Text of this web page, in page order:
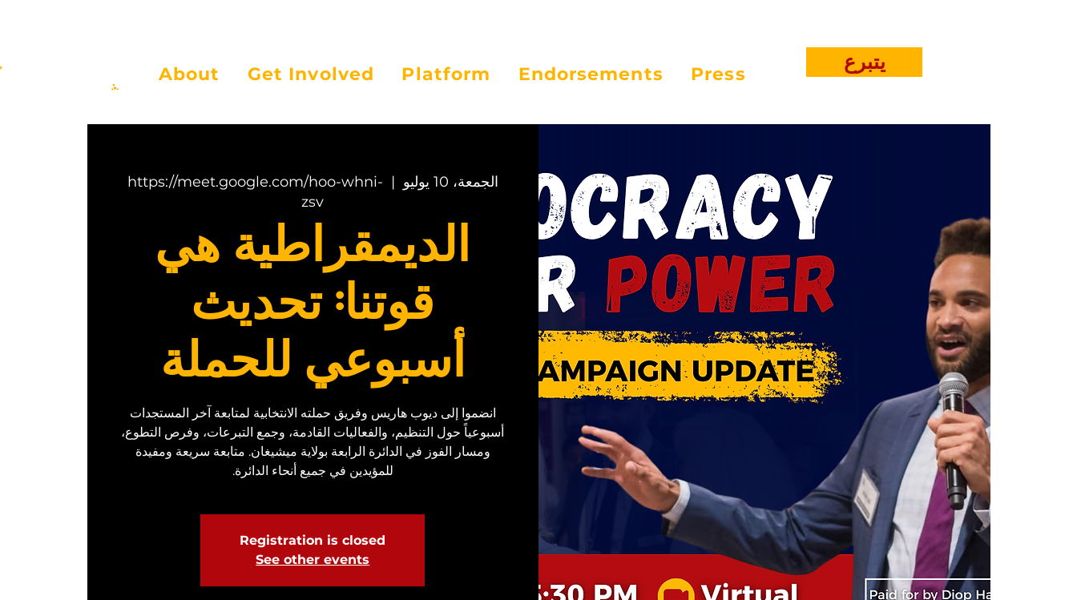
About Get Involved Platform Endorsements Press
يتبرع
الجمعة، 10 يوليو
  |
https://meet.google.com/hoo-whni-
zsv
الديمقراطية هي
قوتنا: تحديث
أسبوعي للحملة
انضموا إلى ديوب هاريس وفريق حملته الانتخابية لمتابعة آخر المستجدات
أسبوعياً حول التنظيم، والفعاليات القادمة، وجمع التبرعات، وفرص التطوع،
ومسار الفوز في الدائرة الرابعة بولاية ميشيغان. متابعة سريعة ومفيدة
للمؤيدين في جميع أنحاء الدائرة.
Registration is closed
See other events